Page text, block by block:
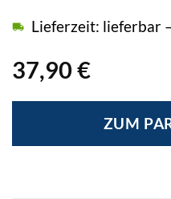
37,90 €
Lieferzeit: lieferbar
ZUM